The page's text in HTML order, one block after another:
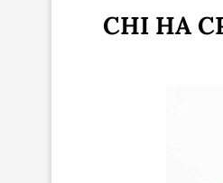
CHI HA